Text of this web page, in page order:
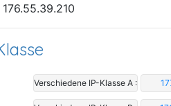
Verschiedene IP-Klasse A :